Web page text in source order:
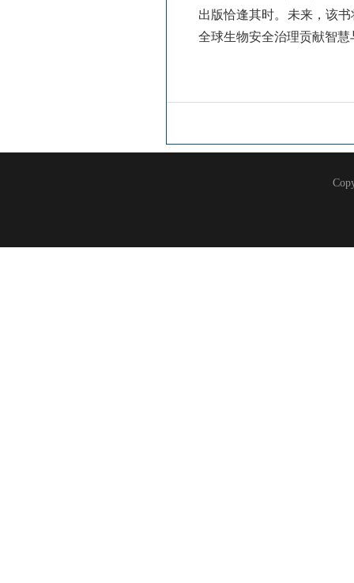
出版恰逢其时。未来，该
全球生物安全治理贡献智慧